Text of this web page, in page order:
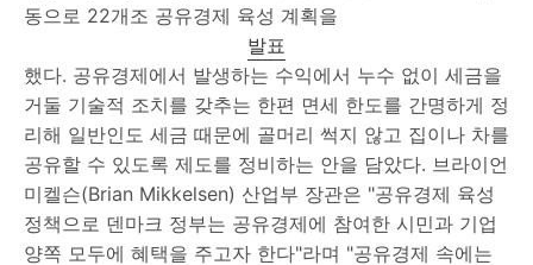
동으로 22개조 공유경제 육성 계획을
발표
했다. 공유경제에서 발생하는 수익에서 누수 없이 세금을
거둘 기술적 조치를 갖추는 한편 면세 한도를 간명하게 정
리해 일반인도 세금 때문에 골머리 썩지 않고 집이나 차를
공유할 수 있도록 제도를 정비하는 안을 담았다. 브라이언
미켈슨(Brian Mikkelsen) 산업부 장관은 "공유경제 육성
정책으로 덴마크 정부는 공유경제에 참여한 시민과 기업
양쪽 모두에 혜택을 주고자 한다"라며 "공유경제 속에는